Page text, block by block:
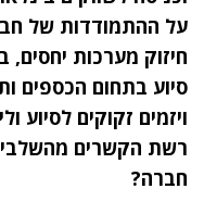
על ההתמודדות של
חיזוק מערכות יחסים,
סיוע בתחום הכספים
ויזמים זקוקים לסיוע
רשת הקשרים
חברה?